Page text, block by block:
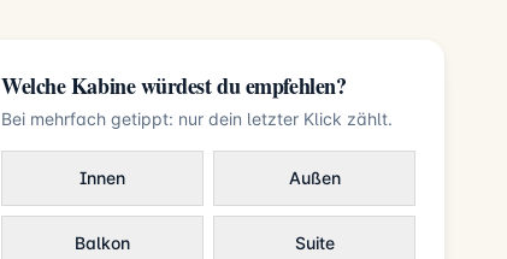
Welche Kabine würdest du empfehlen?
Bei mehrfach getippt: nur dein letzter Klick zählt.
Innen Außen
Balkon Suite